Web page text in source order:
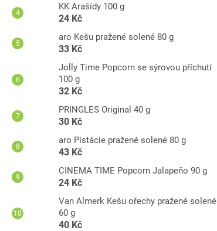
KK Arašídy 100 g
24 Kč
aro Kešu pražené solené 80 g
33 Kč
Jolly Time Popcorn se sýrovou příchutí
100 g
32 Kč
PRINGLES Original 40 g
30 Kč
aro Pistácie pražené solené 80 g
43 Kč
CINEMA TIME Popcorn Jalapeňo 90 g
24 Kč
Van Almerk Kešu ořechy pražené solené
60 g
40 Kč